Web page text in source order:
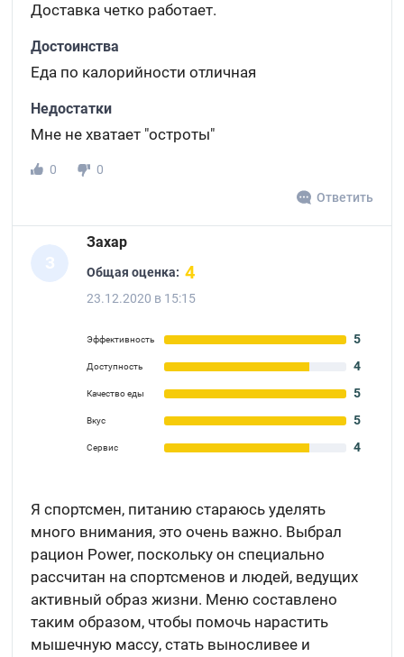
Доставка четко работает.
Достоинства
Еда по калорийности отличная
Недостатки
Мне не хватает "остроты"
0
0
Ответить
З
Захар
Общая оценка: 4
23.12.2020 в 15:15
Эффективность 5
Доступность 4
Качество еды 5
Вкус 5
Сервис 4
Я спортсмен, питанию стараюсь уделять
много внимания, это очень важно. Выбрал
рацион Power, поскольку он специально
рассчитан на спортсменов и людей, ведущих
активный образ жизни. Меню составлено
таким образом, чтобы помочь нарастить
мышечную массу, стать выносливее и